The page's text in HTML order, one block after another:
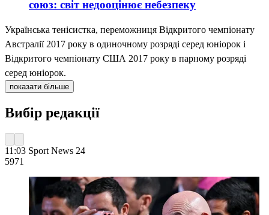
союз: світ недооцінює небезпеку
Українська тенісистка, переможниця Відкритого чемпіонату
Австралії 2017 року в одиночному розряді серед юніорок і
Відкритого чемпіонату США 2017 року в парному розряді
серед юніорок.
показати більше
Вибір редакції
11:03 Sport News 24
5971